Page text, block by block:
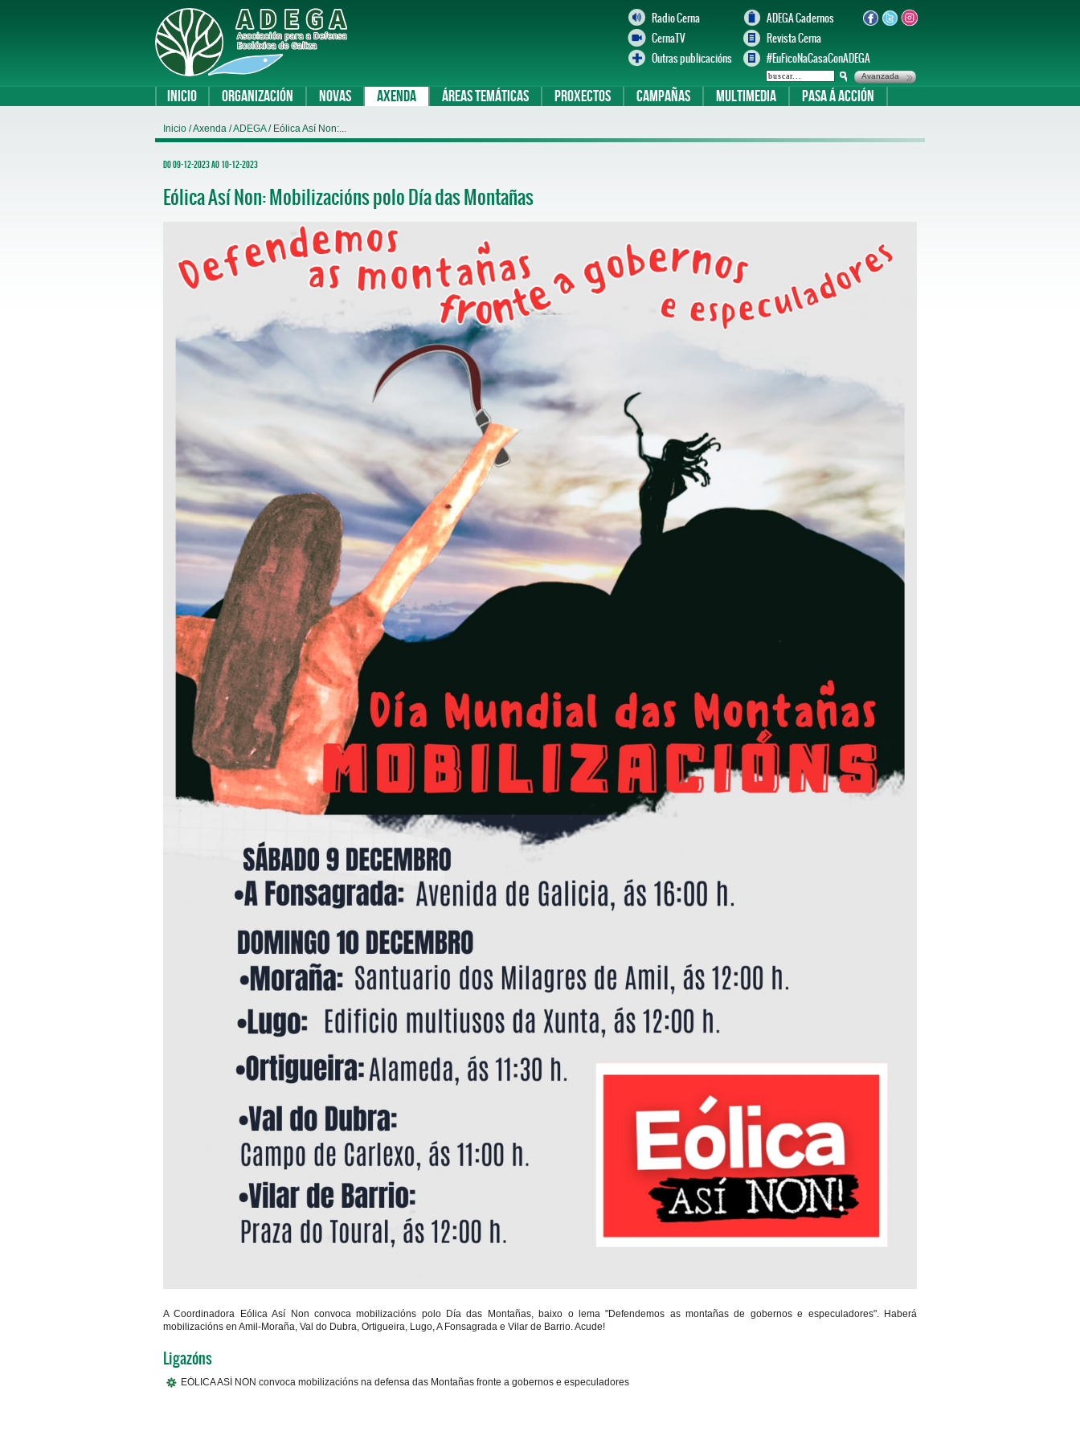
Radio Cerna
ADEGA Cadernos
CernaTV
Revista Cerna
Outras publicacións
#EuFicoNaCasaConADEGA
Avanzada
Inicio Organización Novas Axenda Áreas temáticas Proxectos Campañas Multimedia Pasa á acción
Inicio / Axenda /ADEGA/ Eólica Así Non:...
Do 09-12-2023 ao 10-12-2023
Eólica Así Non: Mobilizacións polo Día das Montañas
A Coordinadora Eólica Así Non convoca mobilizacións polo Día das Montañas, baixo o lema "Defendemos as montañas de gobernos e especuladores". Haberá
mobilizacións en Amil-Moraña, Val do Dubra, Ortigueira, Lugo, A Fonsagrada e Vilar de Barrio. Acude!
Ligazóns
EÓLICA ASÍ NON convoca mobilizacións na defensa das Montañas fronte a gobernos e especuladores